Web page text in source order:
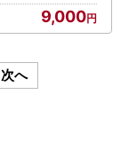
9,000
次へ